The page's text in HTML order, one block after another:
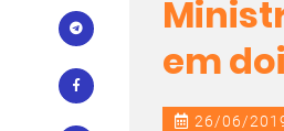
em
26/06/